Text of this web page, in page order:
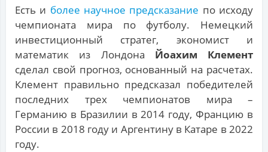
Есть и более научное предсказание по исходу
чемпионата мира по футболу. Немецкий
инвестиционный стратег, экономист и
математик из Лондона Йоахим Клемент
сделал свой прогноз, основанный на расчетах.
Клемент правильно предсказал победителей
последних трех чемпионатов мира –
Германию в Бразилии в 2014 году, Францию ​​в
России в 2018 году и Аргентину в Катаре в 2022
году.